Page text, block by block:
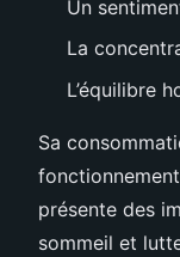
Un
La
L’équilibre
Sa
présente des
sommeil et